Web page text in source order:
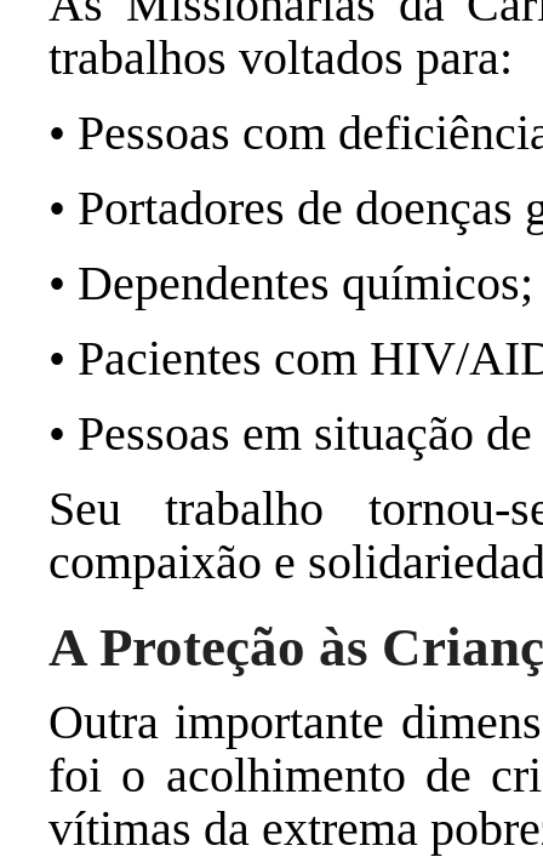
trabalhos voltados para:
• Pessoas com
• Portadores de
• Dependentes
• Pacientes com HIV/
• Pessoas em situação
Seu trabalho tornou-
compaixão e
A Proteção às
Outra importante
foi o acolhimento de
vítimas da extrema